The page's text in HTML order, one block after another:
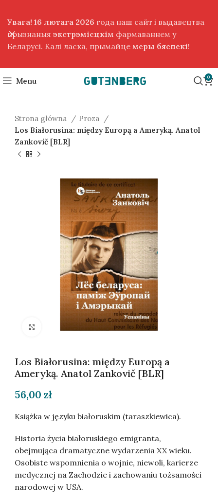
Menu 0
Strona główna
Proza
Los Białorusina: między Europą a Ameryką. Anatol
Zankovič [BLR]
Kliknij, aby powiększyć
Los Białorusina: między Europą a
Ameryką. Anatol Zankovič [BLR]
56,00 zł
Książka w języku białoruskim (taraszkiewica).
Historia życia białoruskiego emigranta,
obejmująca dramatyczne wydarzenia XX wieku.
Osobiste wspomnienia o wojnie, niewoli, karierze
medycznej na Zachodzie i zachowaniu tożsamości
narodowej w USA.
Увага! 16 лютага 2026 года наш сайт і выдавецтва
прызнаныя экстрэмісцкім фармаваннем у
Беларусі. Калі ласка, прымайце меры бяспекі!